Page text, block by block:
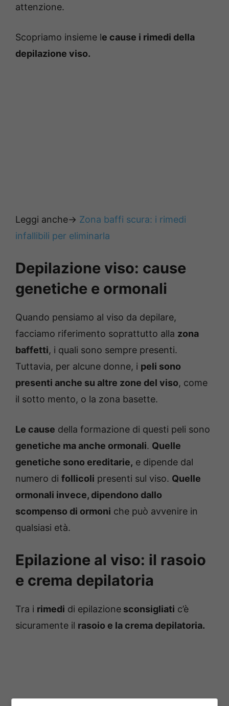
attenzione.
Scopriamo insieme le cause i rimedi della
depilazione viso.
Leggi anche-> Zona baffi scura: i rimedi
infallibili per eliminarla
Depilazione viso: cause
genetiche e ormonali
Quando pensiamo al viso da depilare,
facciamo riferimento soprattutto alla zona
baffetti, i quali sono sempre presenti.
Tuttavia, per alcune donne, i peli sono
presenti anche su altre zone del viso, come
il sotto mento, o la zona basette.
Le cause della formazione di questi peli sono
genetiche ma anche ormonali. Quelle
genetiche sono ereditarie, e dipende dal
numero di follicoli presenti sul viso. Quelle
ormonali invece, dipendono dallo
scompenso di ormoni che può avvenire in
qualsiasi età.
Epilazione al viso: il rasoio
e crema depilatoria
Tra i rimedi di epilazione sconsigliati c’è
sicuramente il rasoio e la crema depilatoria.